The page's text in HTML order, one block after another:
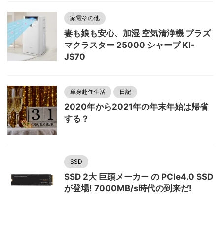
家電その他
妻も娘も安心、加湿 空気清浄機 プラズ
マクラスター 25000 シャープ KI-
JS70
単身赴任生活 日記
2020年から2021年の年末年始は帰省
する？
SSD
SSD 2大 巨頭メーカー の PCIe4.0 SSD
が登場! 7000MB/s時代の到来だ!